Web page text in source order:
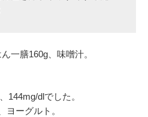
一膳160g、味噌汁。
144mg/dlでした。
ヨーグルト。